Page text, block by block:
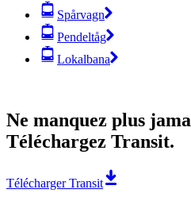
Spårvagn
Pendeltåg
Lokalbana
Ne manquez plus
Téléchargez Transit.
Télécharger Transit